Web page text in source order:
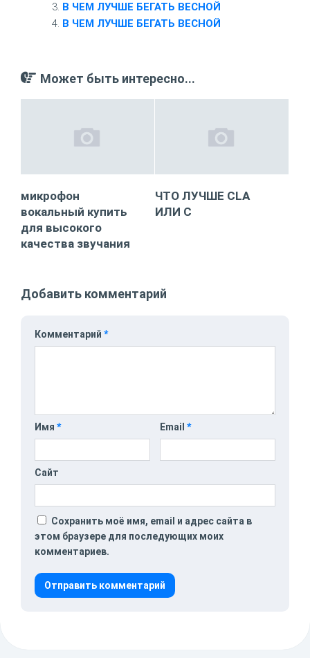
В ЧЕМ ЛУЧШЕ БЕГАТЬ ВЕСНОЙ
В ЧЕМ ЛУЧШЕ БЕГАТЬ ВЕСНОЙ
Может быть интересно...
микрофон
вокальный купить
для высокого
качества звучания
ЧТО ЛУЧШЕ CLA
ИЛИ C
Добавить комментарий
Комментарий *
Имя * Email *
Сайт
Сохранить моё имя, email и адрес сайта в
этом браузере для последующих моих
комментариев.